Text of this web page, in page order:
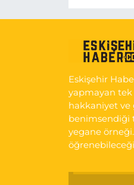
Eskişehir
yapmayan tek
hakkaniyet ve
benimsendiği
yegane